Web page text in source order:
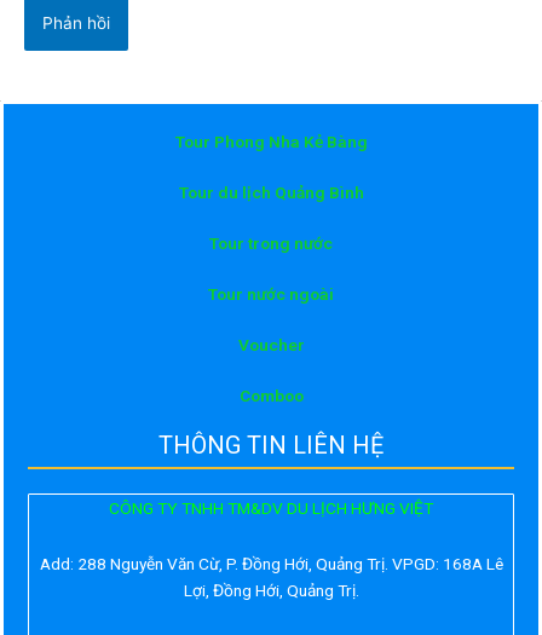
Tour Phong Nha Kẻ Bàng
Tour du lịch Quảng Bình
Tour trong nước
Tour nước ngoài
Voucher
Comboo
THÔNG TIN LIÊN HỆ
CÔNG TY TNHH TM&DV DU LỊCH HƯNG VIỆT
Add: 288 Nguyễn Văn Cừ, P. Đồng Hới, Quảng Trị. VPGD: 168A Lê
Lợi, Đồng Hới, Quảng Trị.